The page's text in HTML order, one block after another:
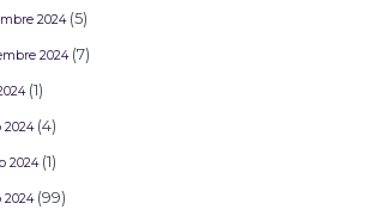
2024(5)
2024(7)
(1)
2024(4)
2024(1)
2024(99)